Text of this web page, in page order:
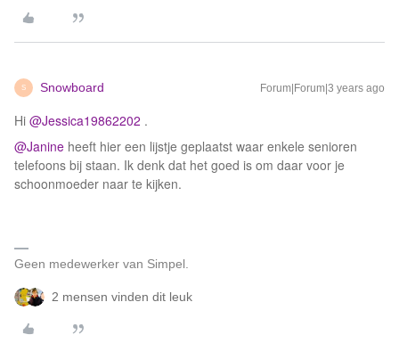
S Snowboard Forum|Forum|3 years ago
Hi @Jessica19862202 .
@Janine heeft hier een lijstje geplaatst waar enkele senioren
telefoons bij staan. Ik denk dat het goed is om daar voor je
schoonmoeder naar te kijken.
Geen medewerker van Simpel.
2 mensen vinden dit leuk